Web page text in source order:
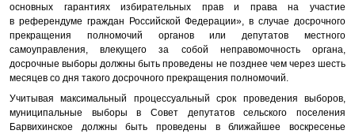
основных гарантиях избирательных прав и права на участие
в референдуме граждан Российской Федерации», в случае досрочного
прекращения полномочий органов или депутатов местного
самоуправления, влекущего за собой неправомочность органа,
досрочные выборы должны быть проведены не позднее чем через шесть
месяцев со дня такого досрочного прекращения полномочий.
Учитывая максимальный процессуальный срок проведения выборов,
муниципальные выборы в Совет депутатов сельского поселения
Барвихинское должны быть проведены в ближайшее воскресенье